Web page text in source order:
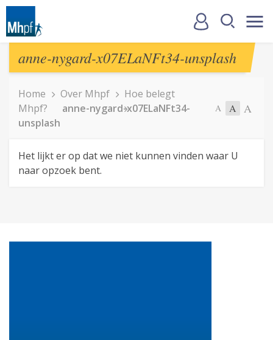
anne-nygard-x07ELaNFt34-unsplash
Home Over Mhpf
Hoe belegt
Mhpf?
anne-nygard-x07ELaNFt34-
unsplash
A A A
Het lijkt er op dat we niet kunnen vinden waar U
naar opzoek bent.